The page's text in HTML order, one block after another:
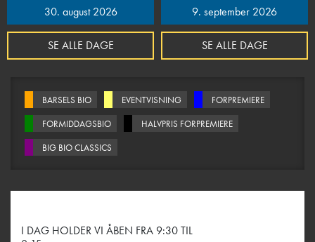
30. august 2026
SE ALLE DAGE
9. september 2026
SE ALLE DAGE
BARSELS BIO EVENTVISNING
FORPREMIERE
FORMIDDAGSBIO
HALVPRIS FORPREMIERE
BIG BIO CLASSICS
I DAG HOLDER VI ÅBEN FRA 9:30 TIL